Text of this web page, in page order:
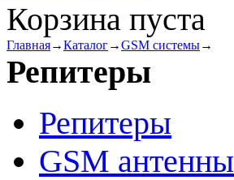
Корзина пуста
Главная→Каталог→GSM системы→
Репитеры
Репитеры
GSM антенны